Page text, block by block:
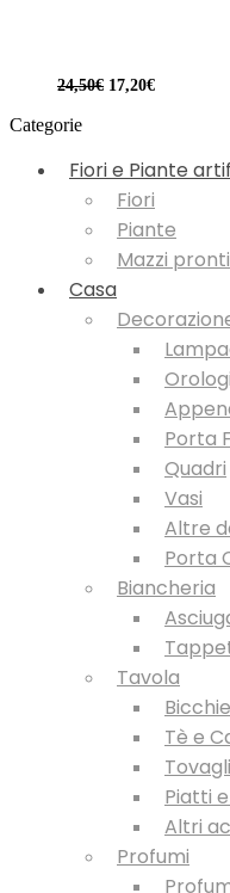
24,50€ Il
24,50€.
17,20€Il
Categorie
Fiori e Piante
Fiori
Piante
Mazzi pronti
Casa
Orologi
Porta
Quadri
Vasi
Altre
Porta
Biancheria
Tavola
Tè e
Piatti
Altri
Profumi